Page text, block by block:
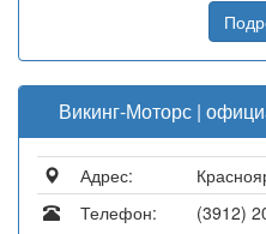
Викинг-Моторс |
Адрес:
Телефон:
(3912)